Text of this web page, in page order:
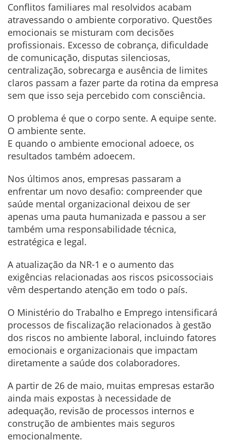
Conflitos familiares mal resolvidos acabam
atravessando o ambiente corporativo. Questões
emocionais se misturam com decisões
profissionais. Excesso de cobrança, dificuldade
de comunicação, disputas silenciosas,
centralização, sobrecarga e ausência de limites
claros passam a fazer parte da rotina da empresa
sem que isso seja percebido com consciência.
O problema é que o corpo sente. A equipe sente.
O ambiente sente.
E quando o ambiente emocional adoece, os
resultados também adoecem.
Nos últimos anos, empresas passaram a
enfrentar um novo desafio: compreender que
saúde mental organizacional deixou de ser
apenas uma pauta humanizada e passou a ser
também uma responsabilidade técnica,
estratégica e legal.
A atualização da NR-1 e o aumento das
exigências relacionadas aos riscos psicossociais
vêm despertando atenção em todo o país.
O Ministério do Trabalho e Emprego intensificará
processos de fiscalização relacionados à gestão
dos riscos no ambiente laboral, incluindo fatores
emocionais e organizacionais que impactam
diretamente a saúde dos colaboradores.
A partir de 26 de maio, muitas empresas estarão
ainda mais expostas à necessidade de
adequação, revisão de processos internos e
construção de ambientes mais seguros
emocionalmente.